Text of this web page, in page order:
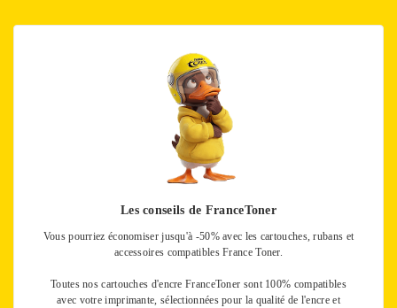
Les conseils de FranceToner
Vous pourriez économiser jusqu'à -50% avec les cartouches, rubans et
accessoires compatibles France Toner.
Toutes nos cartouches d'encre FranceToner sont 100% compatibles
avec votre imprimante, sélectionnées pour la qualité de l'encre et